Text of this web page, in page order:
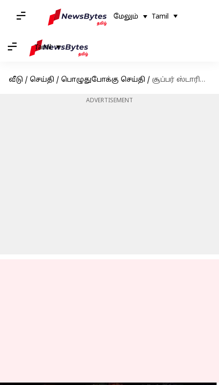
மேலும் Tamil
Tamil
வீடு / செய்தி / பொழுதுபோக்கு செய்தி / சூப்பர் ஸ்டாரின் சிறந்த படங்கள் பற்றி பார்க்கலாம்
ADVERTISEMENT